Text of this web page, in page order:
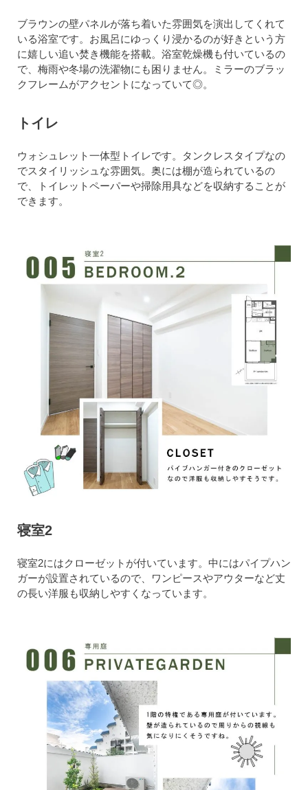
ブラウンの壁パネルが落ち着いた雰囲気を演出してくれて
いる浴室です。お風呂にゆっくり浸かるのが好きという方
に嬉しい追い焚き機能を搭載。浴室乾燥機も付いているの
で、梅雨や冬場の洗濯物にも困りません。ミラーのブラッ
クフレームがアクセントになっていて◎。
トイレ
ウォシュレット一体型トイレです。タンクレスタイプなの
でスタイリッシュな雰囲気。奥には棚が造られているの
で、トイレットペーパーや掃除用具などを収納することが
できます。
寝室2
寝室2にはクローゼットが付いています。中にはパイプハン
ガーが設置されているので、ワンピースやアウターなど丈
の長い洋服も収納しやすくなっています。